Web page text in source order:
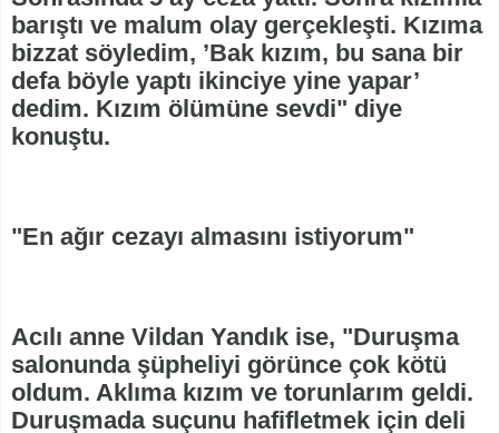
barıştı ve malum olay gerçekleşti. Kızıma
bizzat söyledim, ’Bak kızım, bu sana bir
defa böyle yaptı ikinciye yine yapar’
dedim. Kızım ölümüne sevdi" diye
konuştu.
"En ağır cezayı almasını istiyorum"
Acılı anne Vildan Yandık ise, "Duruşma
salonunda şüpheliyi görünce çok kötü
oldum. Aklıma kızım ve torunlarım geldi.
Duruşmada suçunu hafifletmek için deli